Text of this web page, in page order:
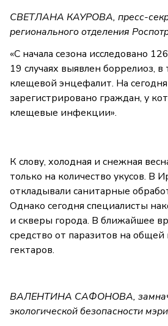
СВЕТЛАНА КАУРОВА, пресс-
регионального отделения
«С начала сезона исследовано
19 случаях выявлен боррелиоз, в
клещевой энцефалит. На
зарегистрировано граждан, у
клещевые инфекции».
К слову, холодная и снежная
только на количество укусов. В
откладывали санитарные
Однако сегодня специалисты
и скверы города. В ближайшее
средство от паразитов на
гектаров.
ВАЛЕНТИНА САФОНОВА,
экологической безопасности